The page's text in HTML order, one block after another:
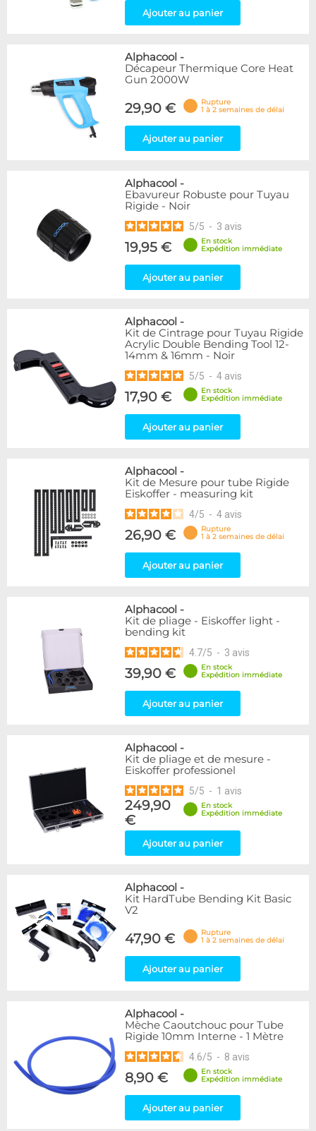
Ajouter au panier
Alphacool -
Décapeur Thermique Core Heat
Gun 2000W
29,90 €
Rupture
1 à 2 semaines de délai
Ajouter au panier
Alphacool -
Ebavureur Robuste pour Tuyau
Rigide - Noir
5/5 - 3 avis
19,95 €
En stock
Expédition immédiate
Ajouter au panier
Alphacool -
Kit de Cintrage pour Tuyau Rigide
Acrylic Double Bending Tool 12-
14mm & 16mm - Noir
5/5 - 4 avis
17,90 €
En stock
Expédition immédiate
Ajouter au panier
Alphacool -
Kit de Mesure pour tube Rigide
Eiskoffer - measuring kit
4/5 - 4 avis
26,90 €
Rupture
1 à 2 semaines de délai
Ajouter au panier
Alphacool -
Kit de pliage - Eiskoffer light -
bending kit
4.7/5 - 3 avis
39,90 €
En stock
Expédition immédiate
Ajouter au panier
Alphacool -
Kit de pliage et de mesure -
Eiskoffer professionel
5/5 - 1 avis
249,90
€
En stock
Expédition immédiate
Ajouter au panier
Alphacool -
Kit HardTube Bending Kit Basic
V2
47,90 €
Rupture
1 à 2 semaines de délai
Ajouter au panier
Alphacool -
Mèche Caoutchouc pour Tube
Rigide 10mm Interne - 1 Mètre
4.6/5 - 8 avis
8,90 €
En stock
Expédition immédiate
Ajouter au panier